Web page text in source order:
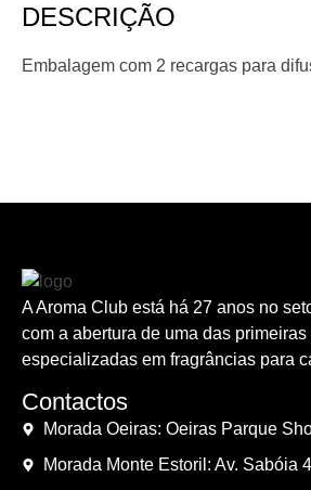
DESCRIÇÃO
Embalagem com 2 recargas para
A Aroma Club está há 27 anos no
com a abertura de uma das
especializadas em fragrâncias para
Contactos
Morada Oeiras: Oeiras Parque
Morada Monte Estoril: Av. Sabóia